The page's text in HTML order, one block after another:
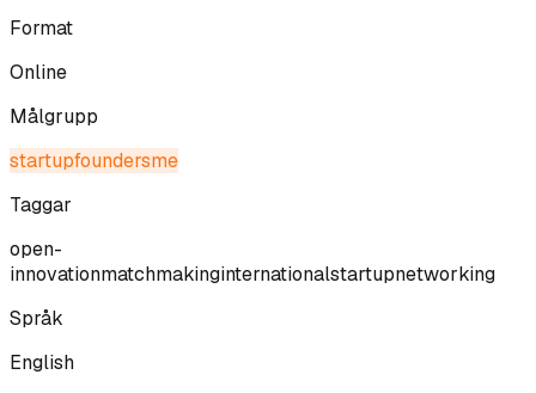
Format
Online
Målgrupp
startupfoundersme
Taggar
open-
innovationmatchmakinginternationalstartupnetworking
Språk
English